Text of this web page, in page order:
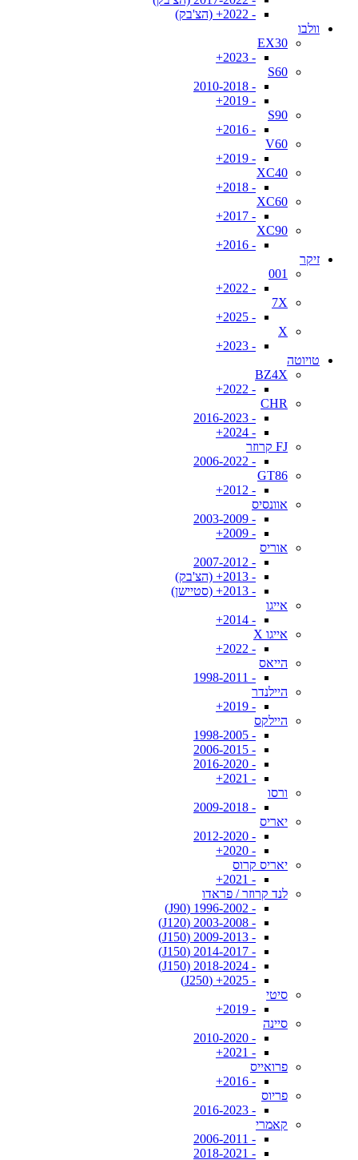
- 2022+ (הצ'בק)
וולבו
EX30
- 2023+
S60
- 2010-2018
- 2019+
S90
- 2016+
V60
- 2019+
XC40
- 2018+
XC60
- 2017+
XC90
- 2016+
זיקר
001
- 2022+
7X
- 2025+
X
- 2023+
טויוטה
BZ4X
- 2022+
CHR
- 2016-2023
- 2024+
FJ קרוזר
- 2006-2022
GT86
- 2012+
אוונסיס
- 2003-2009
- 2009+
אוריס
- 2007-2012
- 2013+ (הצ'בק)
- 2013+ (סטיישן)
אייגו
- 2014+
אייגו X
- 2022+
הייאס
- 1998-2011
היילנדר
- 2019+
היילקס
- 1998-2005
- 2006-2015
- 2016-2020
- 2021+
ורסו
- 2009-2018
יאריס
- 2012-2020
- 2020+
יאריס קרוס
- 2021+
לנד קרוזר / פראדו
- 1996-2002 (J90)
- 2003-2008 (J120)
- 2009-2013 (J150)
- 2014-2017 (J150)
- 2018-2024 (J150)
- 2025+ (J250)
סיטי
- 2019+
סיינה
- 2010-2020
- 2021+
פרואייס
- 2016+
פריוס
- 2016-2023
קאמרי
- 2006-2011
- 2018-2021